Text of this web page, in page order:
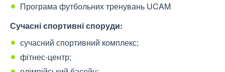
Програма футбольних тренувань UCAM
Сучасні спортивні споруди:
сучасний спортивний комплекс;
фітнес-центр;